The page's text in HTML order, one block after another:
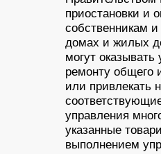
приостановки и
собственникам
домах и жилых
могут
ремонту общего
или привлекать
управления
указанные
выполнением